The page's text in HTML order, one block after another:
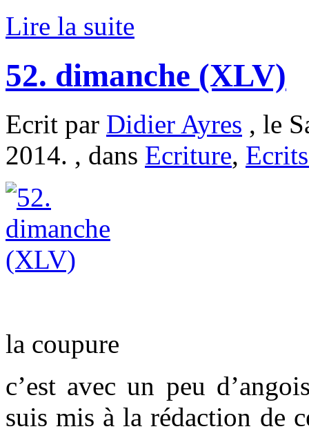
Lire la suite
52. dimanche (XLV)
Ecrit par Didier Ayres , le
2014. , dans Ecriture,
la coupure
c’est avec un peu
suis mis à la rédaction de